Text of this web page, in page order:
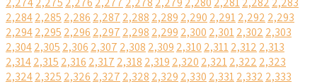
2,2842,285 2,286 2,287 2,288 2,289 2,290 2,2912,292 2,293
2,2942,295 2,296 2,297 2,298 2,299 2,300 2,3012,302 2,303
2,3042,305 2,306 2,307 2,308 2,309 2,310 2,3112,312 2,313
2,3142,315 2,316 2,317 2,318 2,319 2,320 2,3212,322 2,323
2,3242,325 2,326 2,327 2,328 2,329 2,330 2,3312,332 2,333